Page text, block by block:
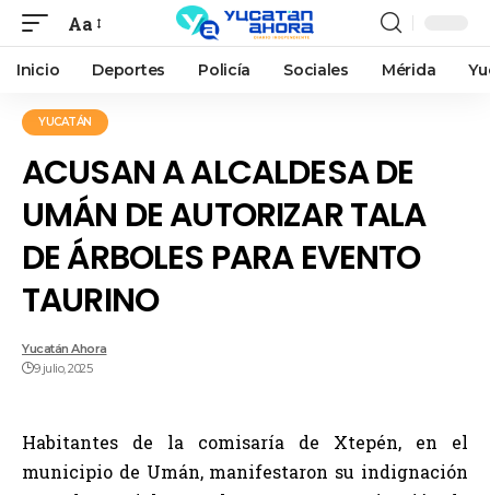
Aa
Inicio Deportes Policía Sociales Mérida
YUCATÁN
ACUSAN A ALCALDESA DE
UMÁN DE AUTORIZAR TALA
DE ÁRBOLES PARA EVENTO
TAURINO
Yucatán Ahora
9 julio, 2025
Habitantes de la comisaría de Xtepén, en el
municipio de Umán, manifestaron su indignación